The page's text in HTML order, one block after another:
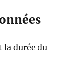
la durée du